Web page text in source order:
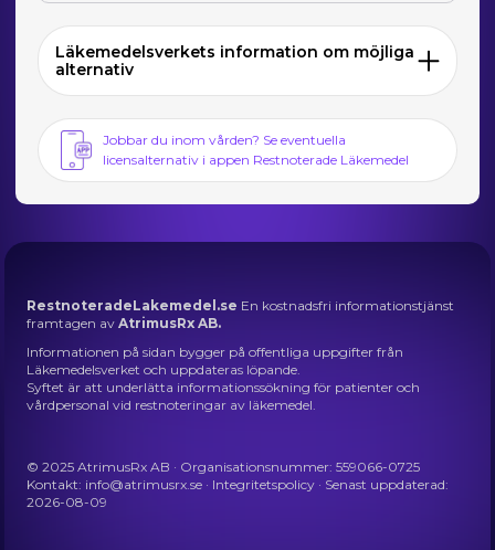
Läkemedelsverkets information om möjliga
alternativ
Jobbar du inom vården? Se eventuella
licensalternativ i appen Restnoterade Läkemedel
RestnoteradeLakemedel.se En kostnadsfri informationstjänst
framtagen avAtrimusRx AB.
Informationen på sidan bygger på offentliga uppgifter från
Läkemedelsverket och uppdateras löpande.
Syftet är att underlätta informationssökning för patienter och
vårdpersonal vid restnoteringar av läkemedel.
© 2025 AtrimusRx AB · Organisationsnummer: 559066-0725
Kontakt: info@atrimusrx.se · Integritetspolicy · Senast uppdaterad:
2026-08-09